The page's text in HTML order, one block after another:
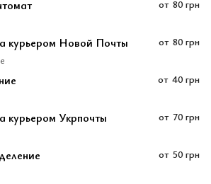
от 80 грн
курьером Новой Почты от 80 грн
от 40 грн
курьером Укрпочты от 70 грн
от 50 грн